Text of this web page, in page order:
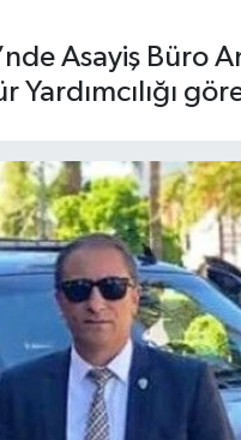
Asayiş Büro